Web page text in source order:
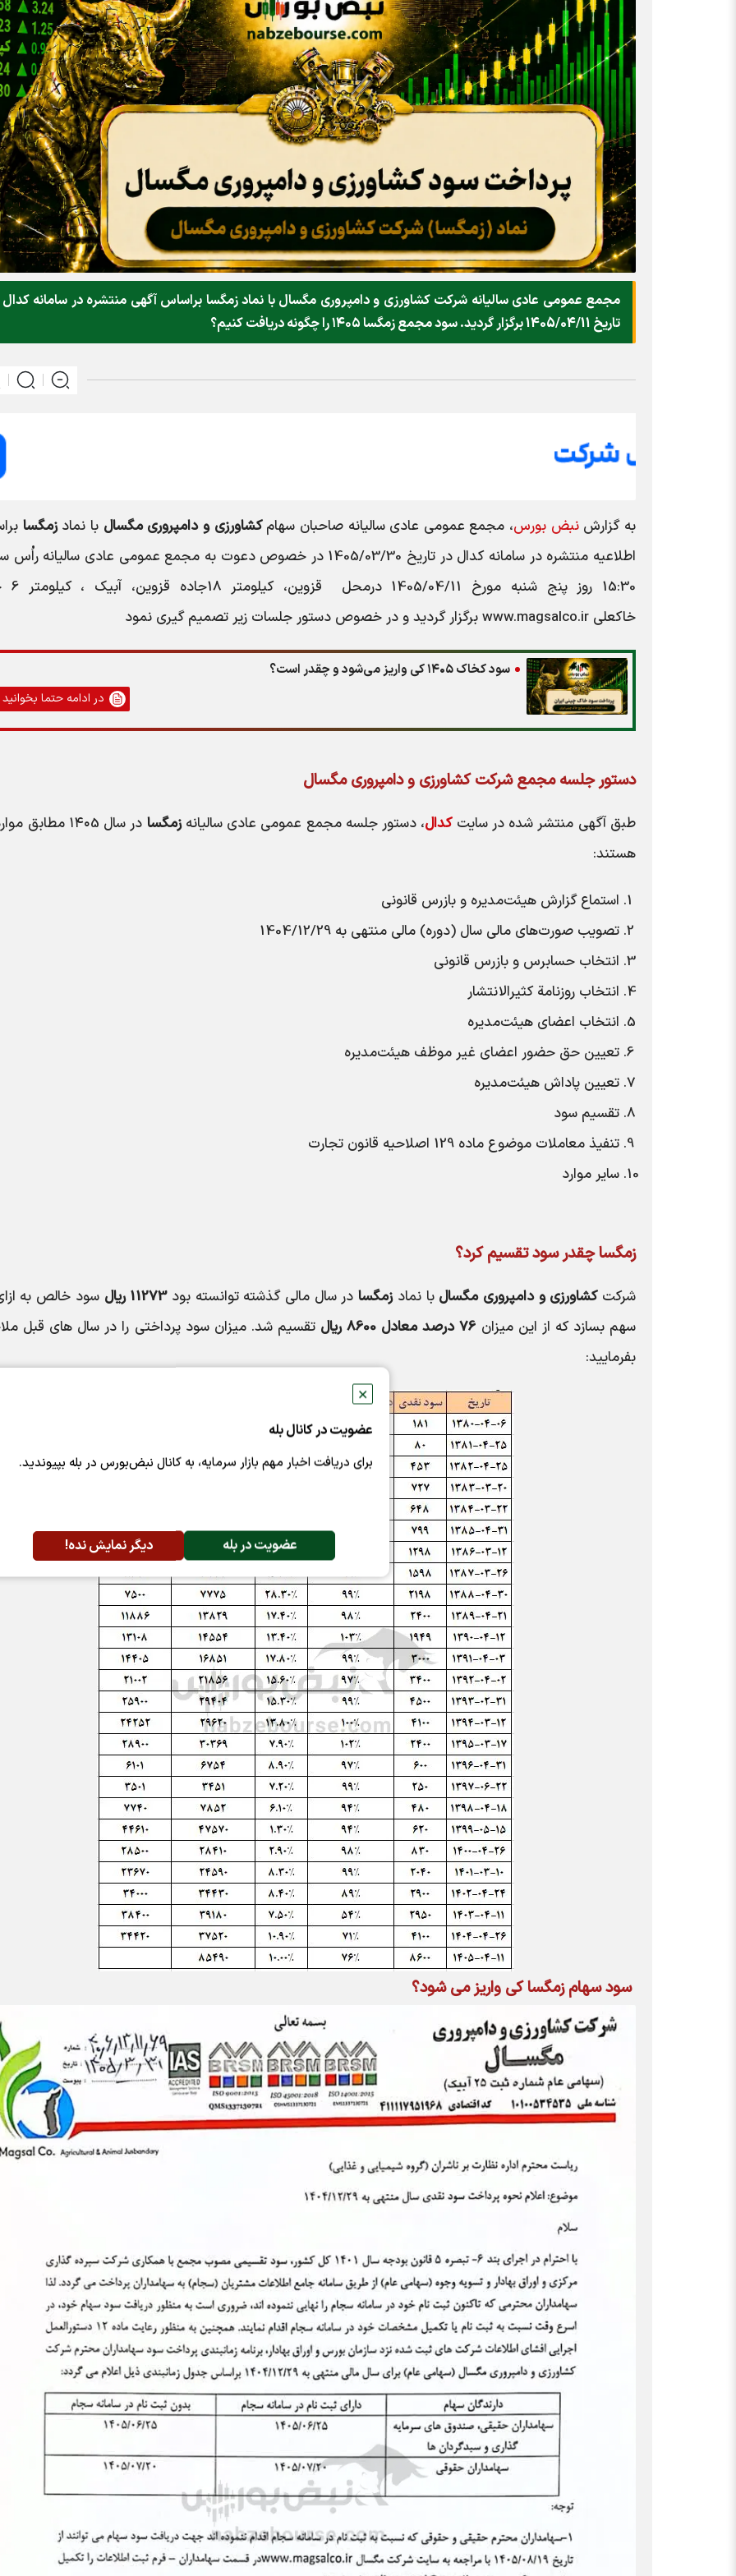
✕
عضویت در کانال بله
برای دریافت اخبار مهم بازار سرمایه، به کانال نبض‌بورس در بله بپیوندید.
عضویت در بله دیگر نمایش نده!
مجمع عمومی عادی سالیانه شرکت کشاورزي و دامپروري مگسال با نماد زمگسا براساس آگهی منتشره در سامانه
تاریخ 1405/04/11 برگزار گردید. سود مجمع زمگسا ۱۴۰۵ را چگونه دریافت کنیم؟
به گزارشنبض بورس، مجمع عمومی عادی سالیانه صاحبان سهامکشاورزي و دامپروري مگسال با نمادزمگسا
اطلاعیه منتشره در سامانه کدال در تاریخ 1405/03/30 در خصوص دعوت به مجمع عمومی عادی سالیانه راُس
15:30 روز پنج شنبه مورخ
1405/04/11 درمحل
خاکعلي www.magsalco.irبرگزار گردید و در خصوص دستور جلسات زیر تصمیم گیری نمود
سود کخاک ۱۴۰۵ کی واریز می‌شود و چقدر است؟
در ادامه حتما بخوانید
دستور جلسه مجمع شرکت کشاورزي و دامپروري مگسال
طبق آگهی منتشر شده در سایتکدال، دستور جلسه مجمع عمومی عادی سالیانهزمگسا
در سال ۱۴۰5 مطابق
هستند:
استماع گزارش هیئت‌مدیره و بازرس قانونی
تصویب صورت‌های مالی سال (دوره) مالی منتهی به 1404/12/29
انتخاب حسابرس و بازرس قانونی
انتخاب روزنامة کثیر‌الانتشار
انتخاب اعضای هیئت‌مدیره
تعیین حق حضور اعضای غیر موظف هیئت‌مدیره
تعیین پاداش هیئت‌مدیره
تقسیم سود
تنفیذ معاملات موضوع ماده 129 اصلاحیه قانون تجارت
سایر موارد
زمگساچقدر سود تقسیم کرد؟
شرکتکشاورزي و دامپروري مگسال با نمادزمگسا در سال مالی گذشته توانسته بود11273 ریال
سود خالص به
سهم بسازد که از این میزان 76 درصد معادل 8600 ریال
تقسیم شد. میزان سود پرداختی را در سال های قبل
بفرمایید:
سود سهامزمگساکی واریز می شود؟